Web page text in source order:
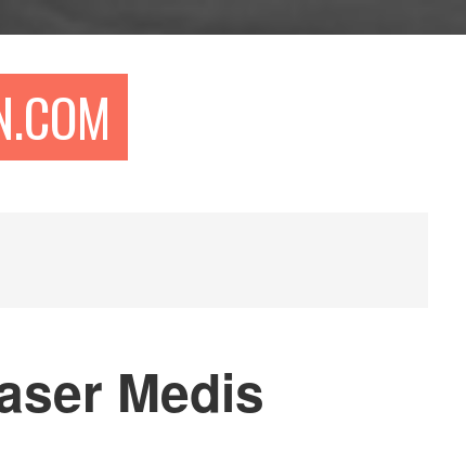
Medis